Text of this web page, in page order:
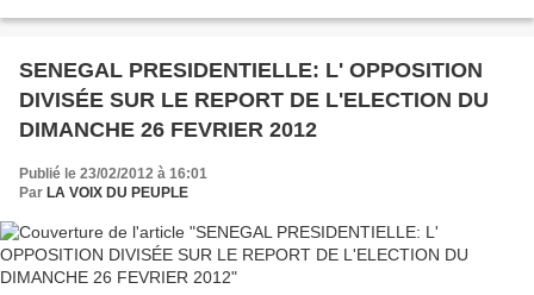
ET LA DEMOCRATIE...
SENEGAL PRESIDENTIELLE: L' OPPOSITION
DIVISÉE SUR LE REPORT DE L'ELECTION DU
DIMANCHE 26 FEVRIER 2012
Publié le 23/02/2012 à 16:01
Par LA VOIX DU PEUPLE